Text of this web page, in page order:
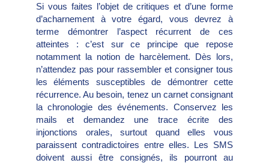
Si vous faites l’objet de critiques et d’une forme
d’acharnement à votre égard, vous devrez à
terme démontrer l’aspect récurrent de ces
atteintes : c’est sur ce principe que repose
notamment la notion de harcèlement. Dès lors,
n’attendez pas pour rassembler et consigner tous
les éléments susceptibles de démontrer cette
récurrence. Au besoin, tenez un carnet consignant
la chronologie des événements. Conservez les
mails et demandez une trace écrite des
injonctions orales, surtout quand elles vous
paraissent contradictoires entre elles. Les SMS
doivent aussi être consignés, ils pourront au